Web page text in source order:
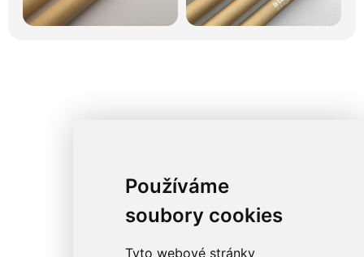
Používáme
soubory cookies
Tyto webové stránky